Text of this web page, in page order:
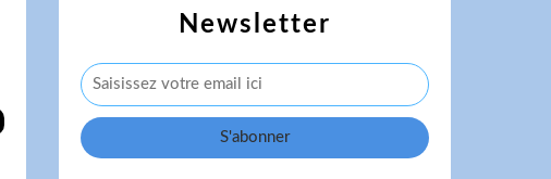
Newsletter